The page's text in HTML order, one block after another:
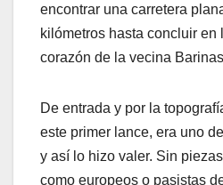
encontrar una carretera
kilómetros hasta concluir en
corazón de la vecina
De entrada y por la
este primer lance, era uno
y así lo hizo valer. Sin
como europeos o pasistas